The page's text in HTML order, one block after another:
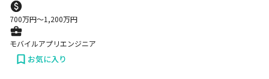
700万円〜1,200万円
モバイルアプリエンジニア
お気に入り